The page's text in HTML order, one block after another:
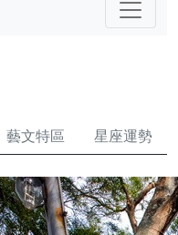
藝文特區 星座運勢